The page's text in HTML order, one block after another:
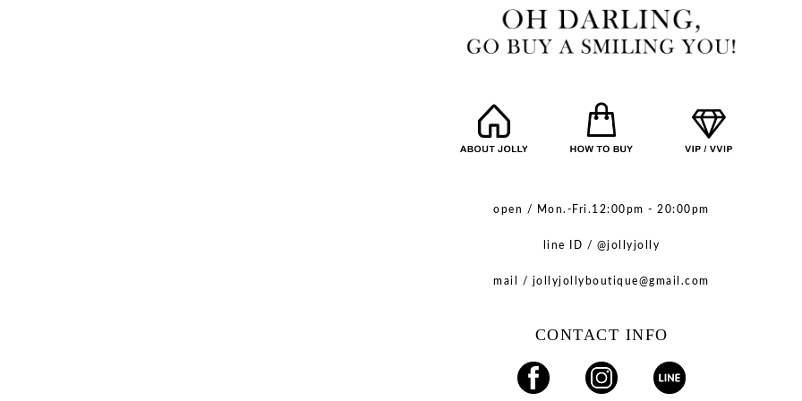
open / Mon.-Fri.12:00pm - 20:00pm
line ID / @jollyjolly
mail / jollyjollyboutique@gmail.com
CONTACT INFO